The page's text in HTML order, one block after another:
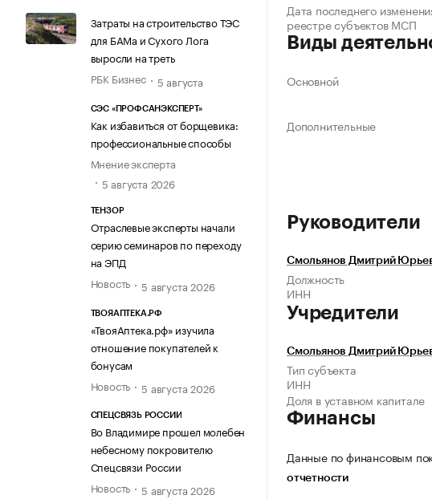
Затраты на строительство ТЭС
для БАМа и Сухого Лога
выросли на треть
РБК Бизнес
5 августа
СЭС «ПРОФСАНЭКСПЕРТ»
Как избавиться от борщевика:
профессиональные способы
Мнение эксперта
5 августа 2026
ТЕНЗОР
Отраслевые эксперты начали
серию семинаров по переходу
на ЭПД
Новость
5 августа 2026
ТВОЯАПТЕКА.РФ
«ТвояАптека.рф» изучила
отношение покупателей к
бонусам
Новость
5 августа 2026
СПЕЦСВЯЗЬ РОССИИ
Во Владимире прошел молебен
небесному покровителю
Спецсвязи России
Новость
5 августа 2026
Дата последнего
реестре субъектов МСП
Виды
Основной
Дополнительные
Руководители
Смольянов Дмитрий
Должность
ИНН
Учредители
Смольянов Дмитрий
Тип субъекта
ИНН
Доля в уставном капитале
Финансы
Данные по финансовым
отчетности